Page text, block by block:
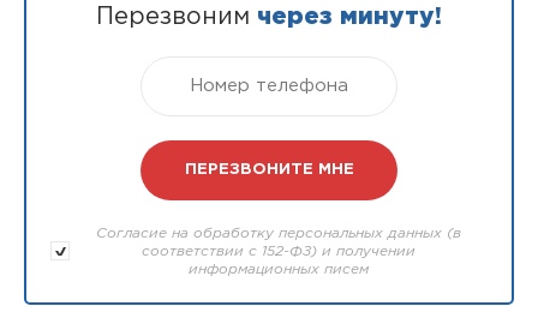
Перезвоним через минуту!
Согласие на обработку персональных данных (в
соответствии с 152-ФЗ) и получении
информационных писем